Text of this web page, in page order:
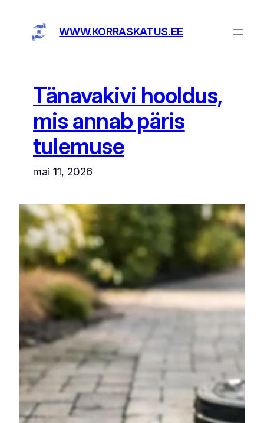
WWW.KORRASKATUS.EE
Tänavakivi hooldus,
mis annab päris
tulemuse
mai 11, 2026